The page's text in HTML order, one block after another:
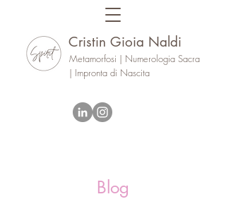
Cristin Gioia Naldi
Metamorfosi | Numerologia Sacra
| Impronta di Nascita
Blog